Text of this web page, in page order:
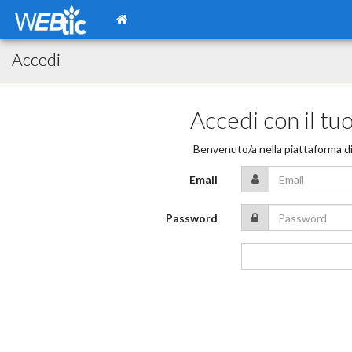
Accedi
Accedi con il
Benvenuto/a nella piattaforma
Email
Password